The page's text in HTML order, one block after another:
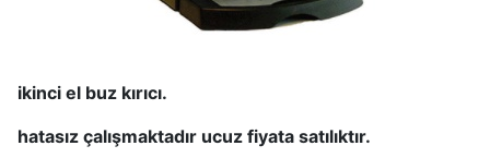
ikinci el buz kırıcı.
hatasız çalışmaktadır ucuz fiyata satılıktır.